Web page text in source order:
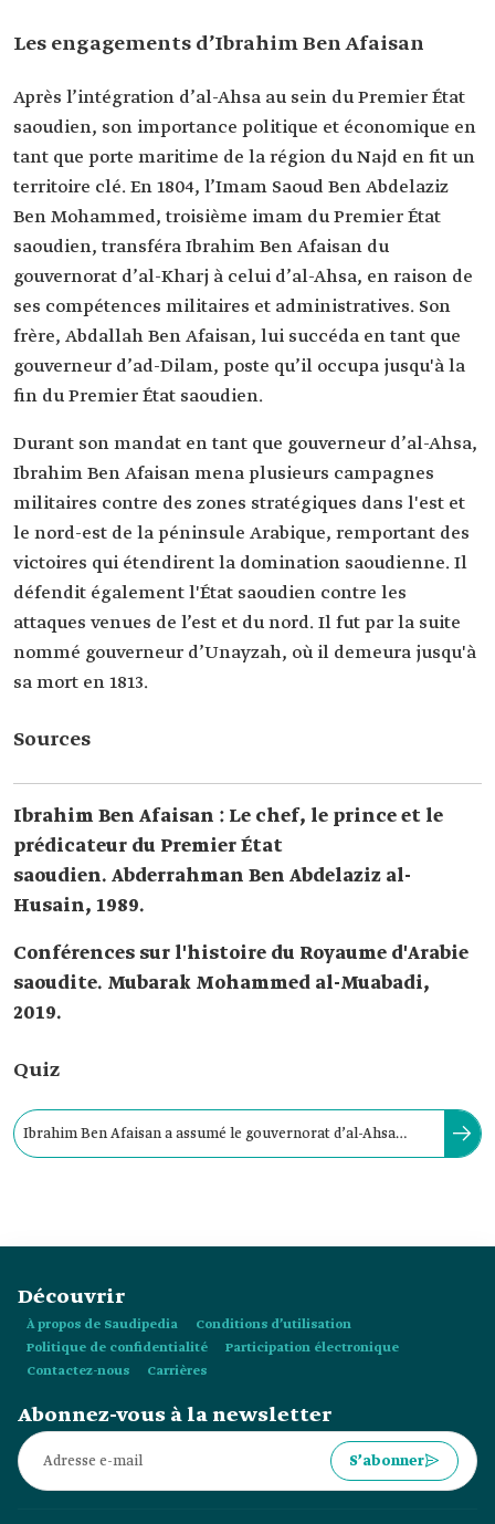
Les engagements d’Ibrahim Ben Afaisan
Après l’intégration d’al-Ahsa au sein du Premier État
saoudien, son importance politique et économique en
tant que porte maritime de la région du Najd en fit un
territoire clé. En 1804, l’Imam Saoud Ben Abdelaziz
Ben Mohammed, troisième imam du Premier État
saoudien, transféra Ibrahim Ben Afaisan du
gouvernorat d’al-Kharj à celui d’al-Ahsa, en raison de
ses compétences militaires et administratives. Son
frère, Abdallah Ben Afaisan, lui succéda en tant que
gouverneur d’ad-Dilam, poste qu’il occupa jusqu'à la
fin du Premier État saoudien.
Durant son mandat en tant que gouverneur d’al-Ahsa,
Ibrahim Ben Afaisan mena plusieurs campagnes
militaires contre des zones stratégiques dans l'est et
le nord-est de la péninsule Arabique, remportant des
victoires qui étendirent la domination saoudienne. Il
défendit également l'État saoudien contre les
attaques venues de l’est et du nord. Il fut par la suite
nommé gouverneur d’Unayzah, où il demeura jusqu'à
sa mort en 1813.
Sources
Ibrahim Ben Afaisan : Le chef, le prince et le
prédicateur du Premier État
saoudien. Abderrahman Ben Abdelaziz al-
Husain, 1989.
Conférences sur l'histoire du Royaume d'Arabie
saoudite. Mubarak Mohammed al-Muabadi,
2019.
Quiz
Ibrahim Ben Afaisan a assumé le gouvernorat d’al-Ahsa
Découvrir
À propos de Saudipedia
Conditions d’utilisation
Politique de confidentialité
Participation électronique
Contactez-nous
Carrières
Abonnez-vous à la newsletter
S’abonner